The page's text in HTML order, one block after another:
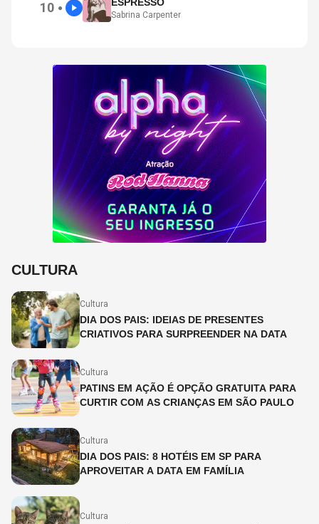
10 ●
Sabrina Carpenter
CULTURA
Cultura
DIA DOS PAIS: IDEIAS DE PRESENTES
CRIATIVOS PARA SURPREENDER NA DATA
Cultura
PATINS EM AÇÃO É OPÇÃO GRATUITA PARA
CURTIR COM AS CRIANÇAS EM SÃO PAULO
Cultura
DIA DOS PAIS: 8 HOTÉIS EM SP PARA
APROVEITAR A DATA EM FAMÍLIA
Cultura